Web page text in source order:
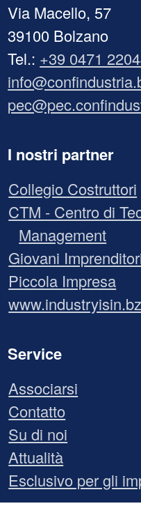
Via Macello, 57
39100 Bolzano
Tel.: +39 0471
I nostri partner
Collegio Costruttori
CTM - Centro di
Management
Giovani
Piccola Impresa
Service
Associarsi
Contatto
Su di noi
Attualità
Esclusivo per gli